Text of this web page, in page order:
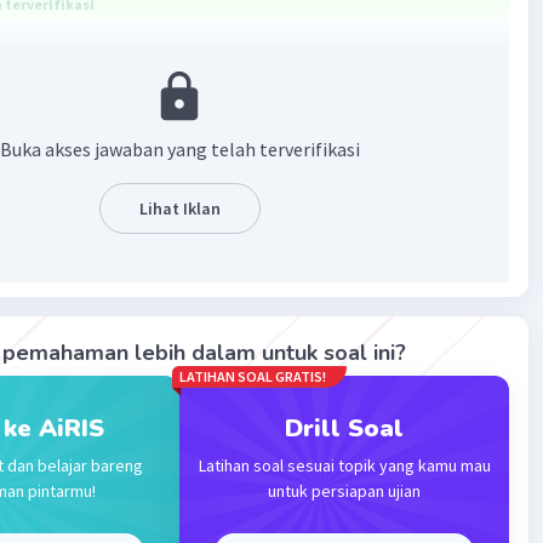
terverifikasi
metil amina adalah cairan atau gas anhidrat tanpa
3NH2 bersifat basa karena ketika bereaksi dengan air,
menerima H dari molekul air dan akan melepaskan ion
larutan. Berikut reaksinya.
NH ++ OH-
·0.0(0) Balas
Buka akses jawaban yang telah terverifikasi
Lihat Iklan
lebih dalam untuk soal ini?
AiRIS
dan belajar bareng
pintarmu!
LATIHAN SOAL GRATIS!
Drill Soal
Latihan soal sesuai topik yang kamu mau
untuk persiapan ujian